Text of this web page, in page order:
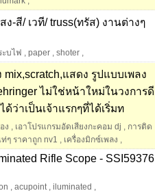
ง-สี/ เวที/ truss(ทรัส) งานต่างๆ
ะบไฟ , paper , shoter ,
แสดง รูปแบบเพลง
ไม่ใช่หน้าใหม่ในวงการดี
ว่าเป็นเจ้าแรกๆที่ได้เริ่มท
ง , เอาโปรแกรมอัดเสียงกะคอม dj , การติด
ท่ๆ ราคาถูก nv1 , เครื่องมิกซ์เพลง ,
Rifle Scope - SSI59376
, acupoint, iluminated ,